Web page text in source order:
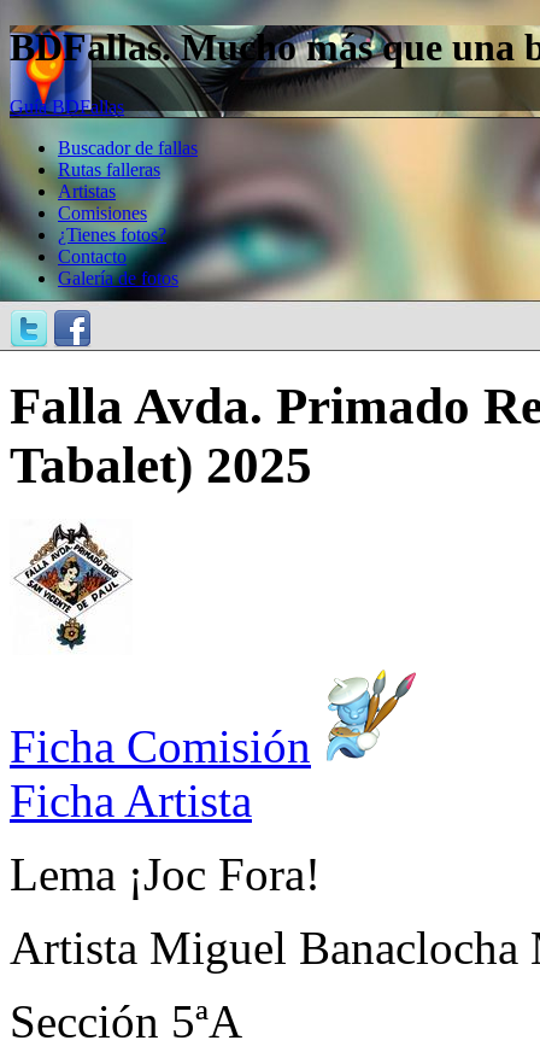
BDFallas. Mucho más que una
Guía BDFallas
Buscador de fallas
Rutas falleras
Artistas
Comisiones
¿Tienes fotos?
Contacto
Galería de fotos
Falla Avda. Primado
Tabalet) 2025
Ficha Comisión
Ficha Artista
Lema ¡Joc Fora!
Artista Miguel Banaclocha
Sección 5ªA